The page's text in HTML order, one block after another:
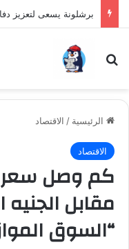
بحث عن
الرئيسية / الاقتصاد
الاقتصاد
كم وصل سعر
مقابل
“السوق